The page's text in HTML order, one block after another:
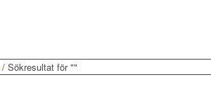
/ Sökresultat för ""